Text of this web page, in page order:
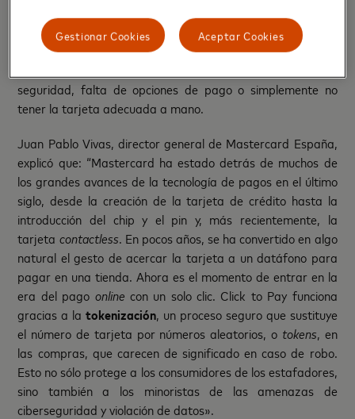
-más de 35 millones de personas- renunciaron a comprar
por Internet al encontrarse con molestias en el último
seguridad, falta de opciones de pago o simplemente no
tener la tarjeta adecuada a mano.
Juan Pablo Vivas, director general de Mastercard España,
explicó que: “Mastercard ha estado detrás de muchos de
los grandes avances de la tecnología de pagos en el último
siglo, desde la creación de la tarjeta de crédito hasta la
introducción del chip y el pin y, más recientemente, la
tarjeta contactless. En pocos años, se ha convertido en algo
natural el gesto de acercar la tarjeta a un datáfono para
pagar en una tienda. Ahora es el momento de entrar en la
era del pago online con un solo clic. Click to Pay funciona
gracias a latokenización, un proceso seguro que sustituye
el número de tarjeta por números aleatorios, o tokens, en
las compras, que carecen de significado en caso de robo.
Esto no sólo protege a los consumidores de los estafadores,
sino también a los minoristas de las amenazas de
ciberseguridad y violación de datos».
Aceptar Cookies
Gestionar Cookies